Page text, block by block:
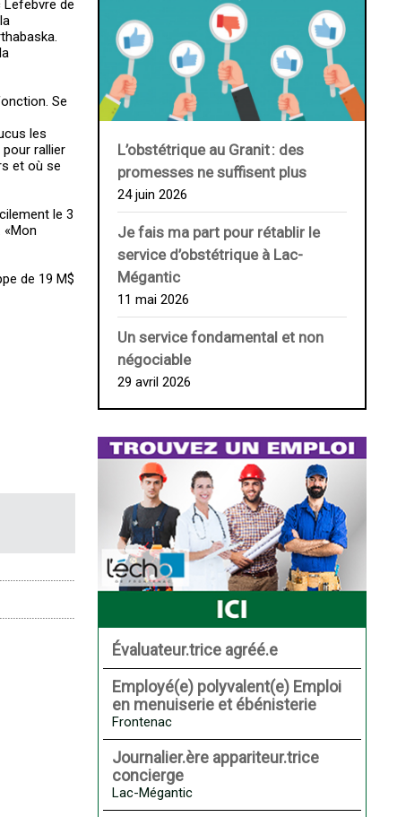
Lefebvre de
Se
les
rallier
et où se
le 3
de 19 M$
L’obstétrique au ­Granit : des
promesses ne suffisent plus
24 juin 2026
Je fais ma part pour rétablir le
service d’obstétrique à Lac-
Mégantic
11 mai 2026
Un service fondamental et non
négociable
29 avril 2026
Évaluateur.trice agréé.e
Employé(e) polyvalent(e) Emploi
en menuiserie et ébénisterie
Frontenac
Journalier.ère appariteur.trice
concierge
Lac-Mégantic